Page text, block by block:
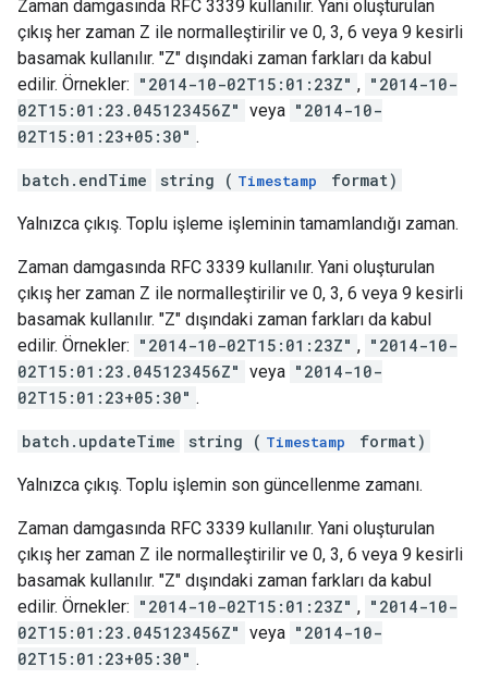
Zaman damgasında RFC 3339 kullanılır. Yani oluşturulan
çıkış her zaman Z ile normalleştirilir ve 0, 3, 6 veya 9 kesirli
basamak kullanılır. "Z" dışındaki zaman farkları da kabul
edilir. Örnekler: "2014-10-02T15:01:23Z" , "2014-10-
02T15:01:23.045123456Z" veya "2014-10-
02T15:01:23+05:30" .
batch.endTime string ( Timestamp format)
Yalnızca çıkış. Toplu işleme işleminin tamamlandığı zaman.
Zaman damgasında RFC 3339 kullanılır. Yani oluşturulan
çıkış her zaman Z ile normalleştirilir ve 0, 3, 6 veya 9 kesirli
basamak kullanılır. "Z" dışındaki zaman farkları da kabul
edilir. Örnekler: "2014-10-02T15:01:23Z" , "2014-10-
02T15:01:23.045123456Z" veya "2014-10-
02T15:01:23+05:30" .
batch.updateTime string ( Timestamp format)
Yalnızca çıkış. Toplu işlemin son güncellenme zamanı.
Zaman damgasında RFC 3339 kullanılır. Yani oluşturulan
çıkış her zaman Z ile normalleştirilir ve 0, 3, 6 veya 9 kesirli
basamak kullanılır. "Z" dışındaki zaman farkları da kabul
edilir. Örnekler: "2014-10-02T15:01:23Z" , "2014-10-
02T15:01:23.045123456Z" veya "2014-10-
02T15:01:23+05:30" .